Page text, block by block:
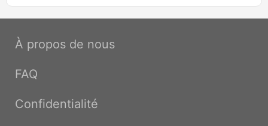
À propos de nous
FAQ
Confidentialité